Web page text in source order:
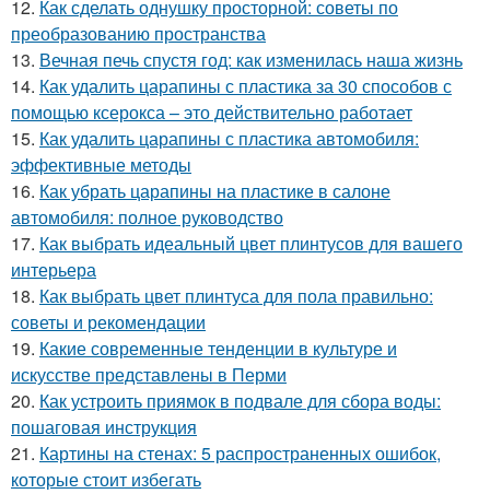
12. Как сделать однушку просторной: советы по
преобразованию пространства
13. Вечная печь спустя год: как изменилась наша жизнь
14. Как удалить царапины с пластика за 30 способов с
помощью ксерокса – это действительно работает
15. Как удалить царапины с пластика автомобиля:
эффективные методы
16. Как убрать царапины на пластике в салоне
автомобиля: полное руководство
17. Как выбрать идеальный цвет плинтусов для вашего
интерьера
18. Как выбрать цвет плинтуса для пола правильно:
советы и рекомендации
19. Какие современные тенденции в культуре и
искусстве представлены в Перми
20. Как устроить приямок в подвале для сбора воды:
пошаговая инструкция
21. Картины на стенах: 5 распространенных ошибок,
которые стоит избегать